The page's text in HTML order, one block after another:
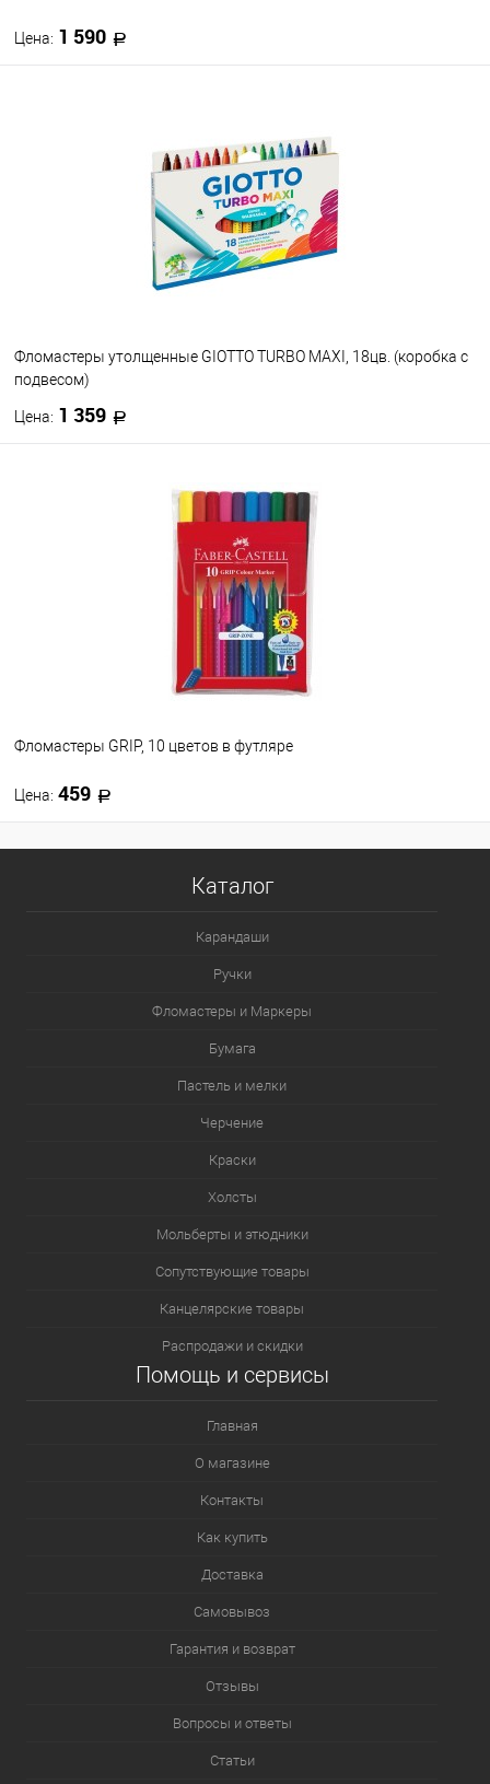
Цена: 1 590
В наличии
Фломастеры утолщенные GIOTTO TURBO MAXI, 18цв. (коробка с
подвесом)
Цена: 1 359
В наличии
Фломастеры GRIP, 10 цветов в футляре
Цена: 459
Каталог
Карандаши
Ручки
Фломастеры и Маркеры
Бумага
Пастель и мелки
Черчение
Краски
Холсты
Мольберты и этюдники
Сопутствующие товары
Канцелярские товары
Распродажи и скидки
Помощь и сервисы
Главная
О магазине
Контакты
Как купить
Доставка
Самовывоз
Гарантия и возврат
Отзывы
Вопросы и ответы
Статьи